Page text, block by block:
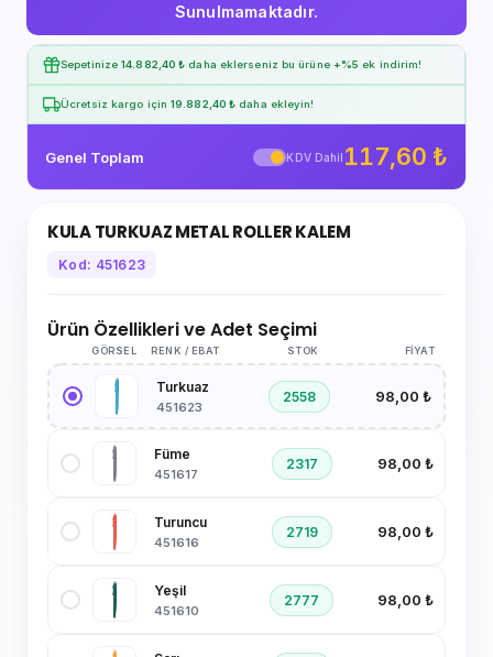
Sunulmamaktadır.
Sepetinize14.882,40 ₺ daha eklerseniz bu ürüne +%5 ek indirim!
Ücretsiz kargo için 19.882,40 ₺ daha ekleyin!
Genel Toplam KDV Dahil 117,60 ₺
KULA TURKUAZ METAL ROLLER KALEM
Kod: 451623
Ürün Özellikleri ve Adet Seçimi
GÖRSEL RENK / EBAT STOK FIYAT
Turkuaz
451623
2558 98,00 ₺
Füme
451617
2317 98,00 ₺
Turuncu
451616
2719 98,00 ₺
Yeşil
451610
2777 98,00 ₺